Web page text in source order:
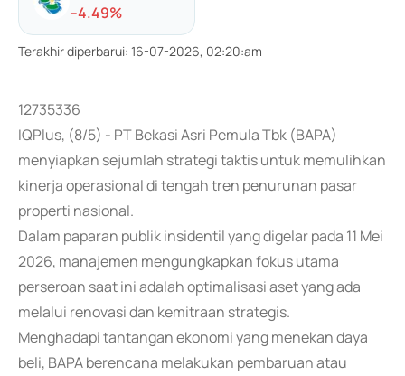
--4.49%
Terakhir diperbarui: 16-07-2026, 02:20:am
12735336
IQPlus, (8/5) - PT Bekasi Asri Pemula Tbk (BAPA)
menyiapkan sejumlah strategi taktis untuk memulihkan
kinerja operasional di tengah tren penurunan pasar
properti nasional.
Dalam paparan publik insidentil yang digelar pada 11 Mei
2026, manajemen mengungkapkan fokus utama
perseroan saat ini adalah optimalisasi aset yang ada
melalui renovasi dan kemitraan strategis.
Menghadapi tantangan ekonomi yang menekan daya
beli, BAPA berencana melakukan pembaruan atau